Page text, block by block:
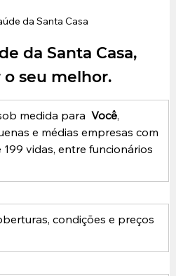
da Santa Casa
da Santa Casa,
seu melhor.
medida para Você,
e médias empresas com
199 vidas, entre funcionários
condições e preços